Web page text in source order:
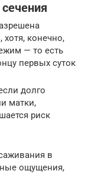
хотя, конечно,
— то есть
первых суток
долго
матки,
риск
в
ощущения,